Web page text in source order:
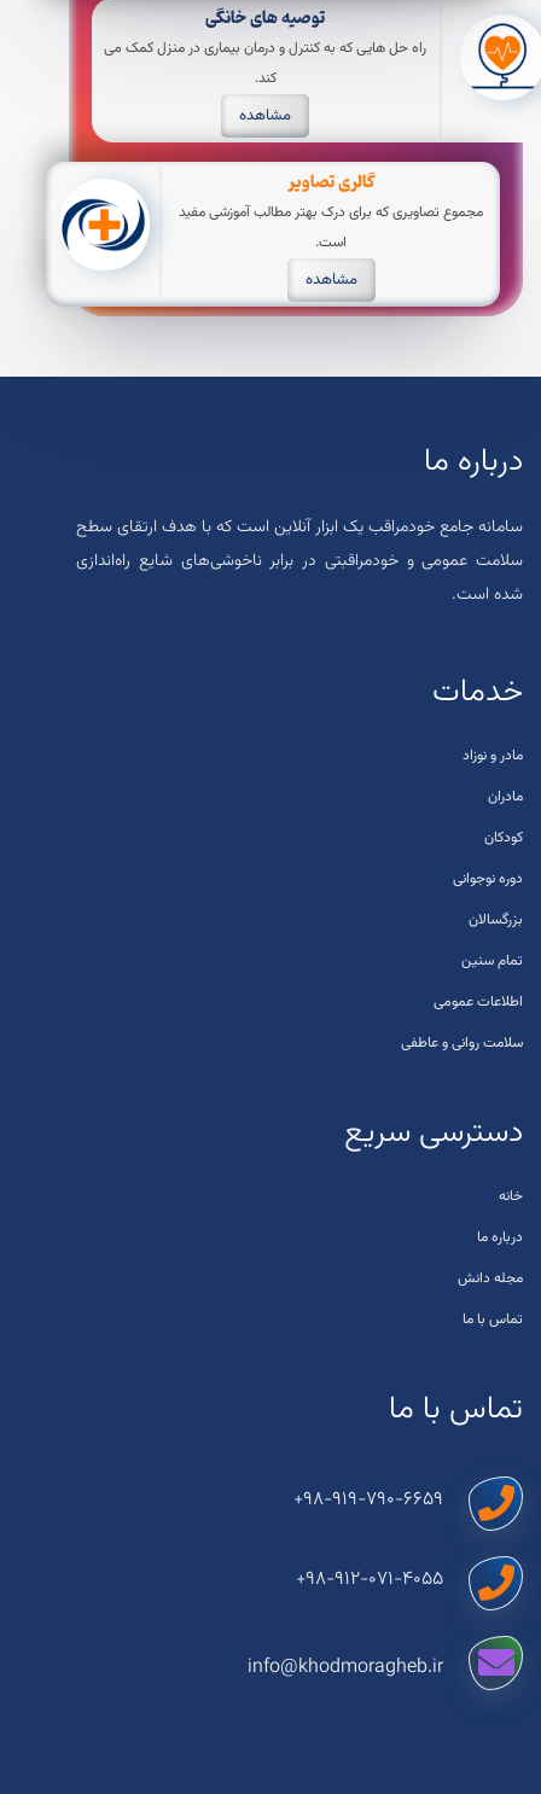
توصیه های خانگی
راه حل هایی که به کنترل و درمان بیماری در منزل کمک می
کند.
مشاهده
گالری تصاویر
مجموع تصاویری که برای درک بهتر مطالب آموزشی مفید
است.
مشاهده
درباره ما
سامانه جامع خودمراقب یک ابزار آنلاین است که با هدف ارتقای سطح
سلامت عمومی و خودمراقبتی در برابر ناخوشی‌های شایع راه‌اندازی
شده است.
خدمات
مادر و نوزاد
مادران
کودکان
دوره نوجوانی
بزرگسالان
تمام سنین
اطلاعات عمومی
سلامت روانی و عاطفی
دسترسی سریع
خانه
درباره ما
مجله دانش
تماس با ما
تماس با ما
+98-919-790-6659
+98-912-071-4055
info@khodmoragheb.ir